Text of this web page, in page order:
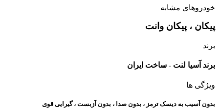
خودروهای مشابه
پیکان ، پیکان وانت
برند
برند آسیا لنت - ساخت ایران
ویژگی ها
بدون آسیب به دیسک ترمز ، بدون صدا ، بدون آزبست ، گیرایی قوی​